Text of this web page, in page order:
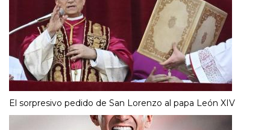
El sorpresivo pedido de San Lorenzo al papa León XIV